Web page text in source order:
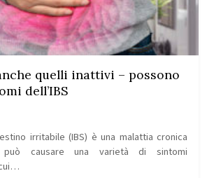
quelli inattivi – possono
dell’IBS
irritabile (IBS) è una malattia cronica
può causare una varietà di sintomi